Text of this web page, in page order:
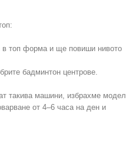
в топ форма и ще повиши нивото
бадминтон центрове.
такива машини, избрахме модел
от 4–6 часа на ден и